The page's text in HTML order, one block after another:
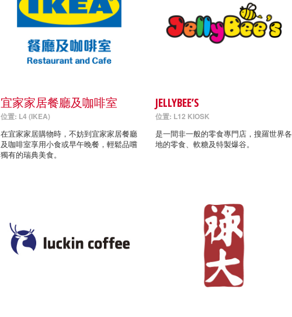
宜家家居餐廳及咖啡室
位置: L4 (IKEA)
在宜家家居購物時，不妨到宜家家居餐廳
及咖啡室享用小食或早午晚餐，輕鬆品嚐
獨有的瑞典美食。
JELLYBEE’S
位置: L12 KIOSK
是一間非一般的零食專門店，搜羅世界各
地的零食、軟糖及特製爆谷。